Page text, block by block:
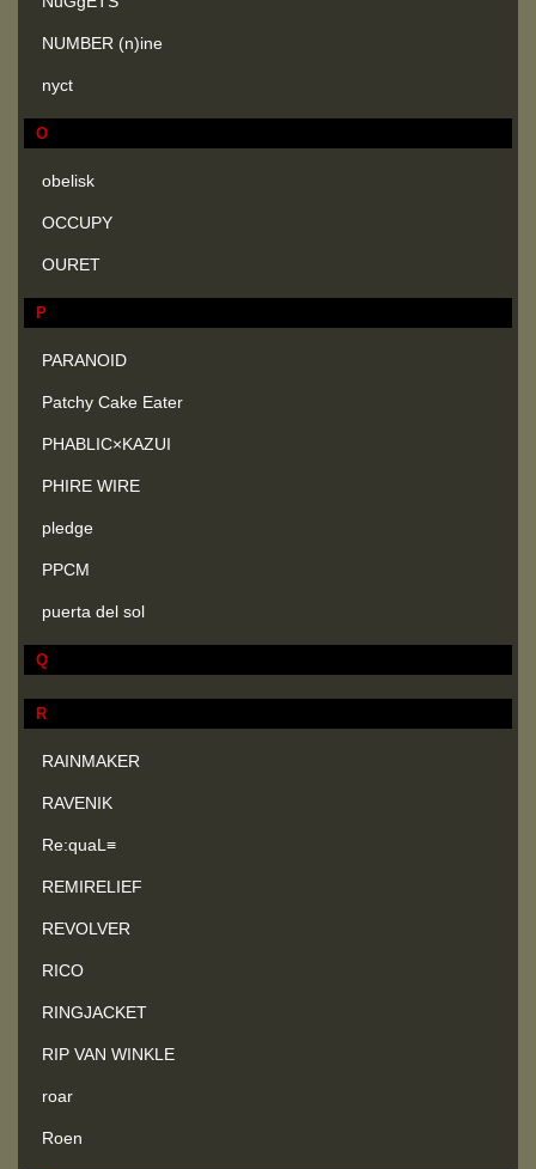
NUMBER (n)ine
nyct
O
obelisk
OCCUPY
OURET
P
PARANOID
Patchy Cake Eater
PHABLIC×KAZUI
PHIRE WIRE
pledge
PPCM
puerta del sol
Q
R
RAINMAKER
RAVENIK
Re:quaL≡
REMIRELIEF
REVOLVER
RICO
RINGJACKET
RIP VAN WINKLE
roar
Roen